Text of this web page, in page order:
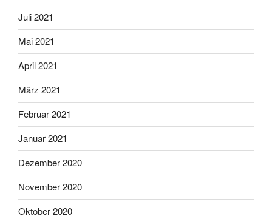
Juli 2021
Mai 2021
April 2021
März 2021
Februar 2021
Januar 2021
Dezember 2020
November 2020
Oktober 2020